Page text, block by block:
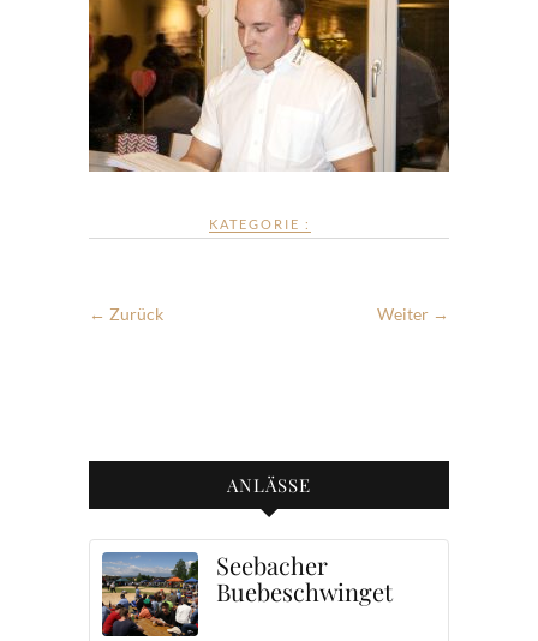
KATEGORIE :
← Zurück Weiter →
ANLÄSSE
Seebacher
Buebeschwinget